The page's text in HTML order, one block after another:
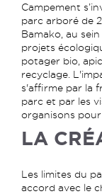
Campement
parc arboré de
Bamako, au
projets
potager bio,
recyclage.
s'affirme par la
parc et par les
organisons pour
LA
Les limites du
accord avec le